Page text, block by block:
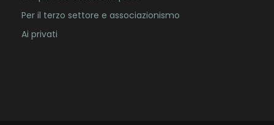
Per il terzo settore e associazionismo
Ai privati